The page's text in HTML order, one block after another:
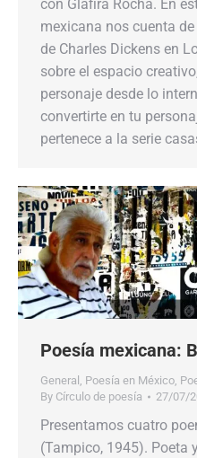
con Glafira Rocha. En
mexicana nos cuenta
de Charles Dickens en
sobre el espacio
personaje desde lo
convertirte en tu
pertenece a la serie
Poesía mexicana:
General , Poesía en México,
By Círculo de poesía 27/07/
Presentamos cuatro
(Tampico, 1945). Poeta